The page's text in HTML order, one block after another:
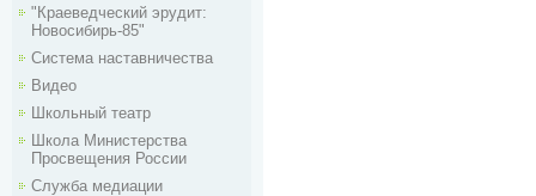
"Краеведческий эрудит:
Новосибирь-85"
Система наставничества
Видео
Школьный театр
Школа Министерства
Просвещения России
Служба медиации